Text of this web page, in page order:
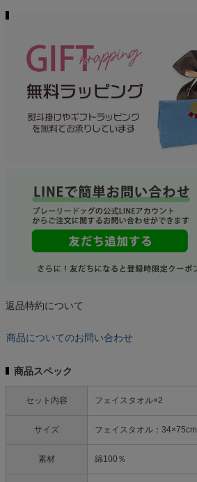
返品特約について
商品についてのお問い合わせ
商品スペック
セット内容 フェイスタオル×2
サイズ フェイスタオル：34×75cm
素材 綿100％